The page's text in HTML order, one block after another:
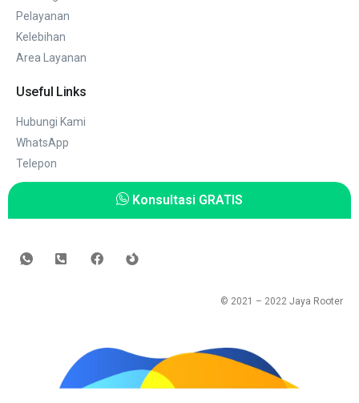
Pelayanan
Kelebihan
Area Layanan
Useful Links
Hubungi Kami
WhatsApp
Telepon
Konsultasi GRATIS
© 2021 – 2022 Jaya Rooter